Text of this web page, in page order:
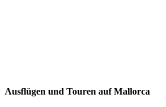
Ausflügen und Touren auf Mallorca